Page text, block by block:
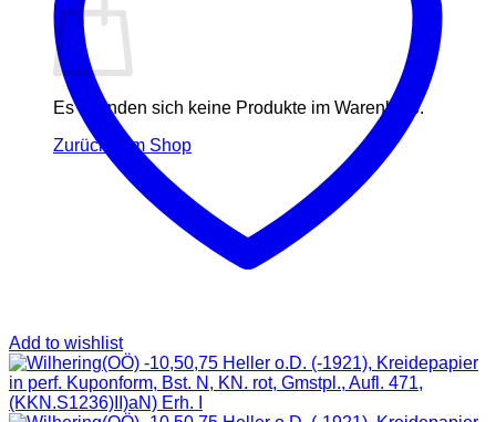
Es befinden sich keine Produkte im Warenkorb.
Zurück zum Shop
Add to wishlist